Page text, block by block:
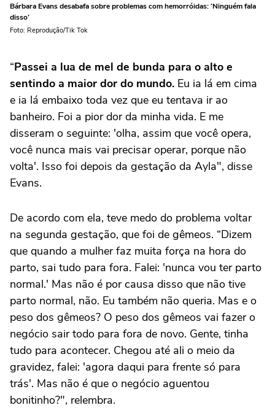
Bárbara Evans desabafa sobre problemas com hemorróidas: ‘Ninguém fala
disso’
Foto: Reprodução/Tik Tok
“Passei a lua de mel de bunda para o alto e
sentindo a maior dor do mundo. Eu ia lá em cima
e ia lá embaixo toda vez que eu tentava ir ao
banheiro. Foi a pior dor da minha vida. E me
disseram o seguinte: 'olha, assim que você opera,
você nunca mais vai precisar operar, porque não
volta'. Isso foi depois da gestação da Ayla", disse
Evans.
De acordo com ela, teve medo do problema voltar
na segunda gestação, que foi de gêmeos. “Dizem
que quando a mulher faz muita força na hora do
parto, sai tudo para fora. Falei: 'nunca vou ter parto
normal.' Mas não é por causa disso que não tive
parto normal, não. Eu também não queria. Mas e o
peso dos gêmeos? O peso dos gêmeos vai fazer o
negócio sair todo para fora de novo. Gente, tinha
tudo para acontecer. Chegou até ali o meio da
gravidez, falei: 'agora daqui para frente só para
trás'. Mas não é que o negócio aguentou
bonitinho?", relembra.